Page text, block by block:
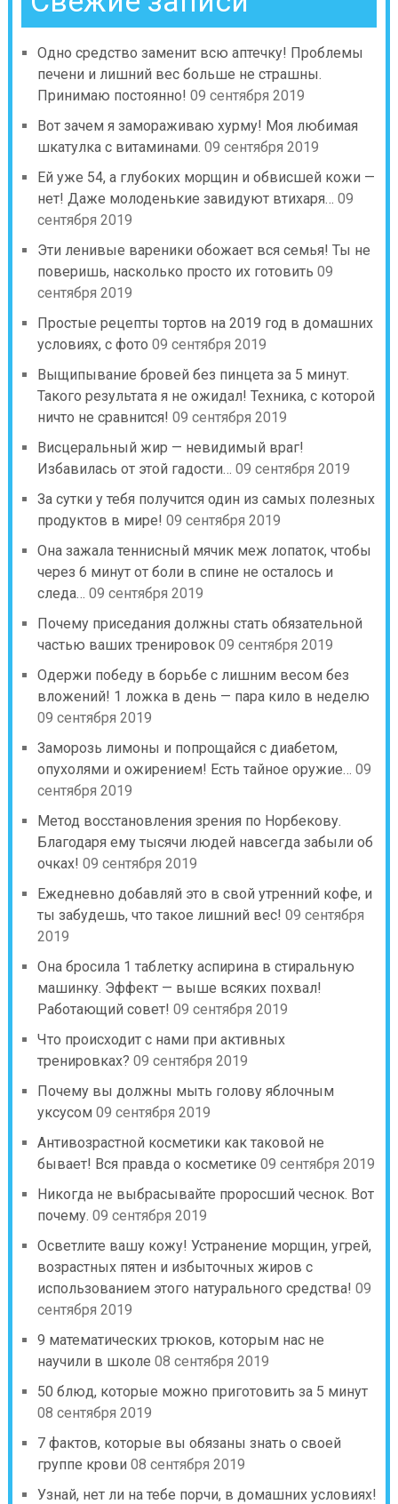
Одно средство заменит всю аптечку! Проблемы
печени и лишний вес больше не страшны.
Принимаю постоянно! 09 сентября 2019
Вот зачем я замораживаю хурму! Моя любимая
шкатулка с витаминами. 09 сентября 2019
Ей уже 54, а глубоких морщин и обвисшей кожи —
нет! Даже молоденькие завидуют втихаря… 09
сентября 2019
Эти ленивые вареники обожает вся семья! Ты не
поверишь, насколько просто их готовить 09
сентября 2019
Простые рецепты тортов на 2019 год в домашних
условиях, с фото 09 сентября 2019
Выщипывание бровей без пинцета за 5 минут.
Такого результата я не ожидал! Техника, с которой
ничто не сравнится! 09 сентября 2019
Висцеральный жир — невидимый враг!
Избавилась от этой гадости… 09 сентября 2019
За сутки у тебя получится один из самых полезных
продуктов в мире! 09 сентября 2019
Она зажала теннисный мячик меж лопаток, чтобы
через 6 минут от боли в спине не осталось и
следа… 09 сентября 2019
Почему приседания должны стать обязательной
частью ваших тренировок 09 сентября 2019
Одержи победу в борьбе с лишним весом без
вложений! 1 ложка в день — пара кило в неделю
09 сентября 2019
Заморозь лимоны и попрощайся с диабетом,
опухолями и ожирением! Есть тайное оружие… 09
сентября 2019
Метод восстановления зрения по Норбекову.
Благодаря ему тысячи людей навсегда забыли об
очках! 09 сентября 2019
Ежедневно добавляй это в свой утренний кофе, и
ты забудешь, что такое лишний вес! 09 сентября
2019
Она бросила 1 таблетку аспирина в стиральную
машинку. Эффект — выше всяких похвал!
Работающий совет! 09 сентября 2019
Что происходит с нами при активных
тренировках? 09 сентября 2019
Почему вы должны мыть голову яблочным
уксусом 09 сентября 2019
Антивозрастной косметики как таковой не
бывает! Вся правда о косметике 09 сентября 2019
Никогда не выбрасывайте проросший чеснок. Вот
почему. 09 сентября 2019
Осветлите вашу кожу! Устранение морщин, угрей,
возрастных пятен и избыточных жиров с
использованием этого натурального средства! 09
сентября 2019
9 математических трюков, которым нас не
научили в школе 08 сентября 2019
50 блюд, которые можно приготовить за 5 минут
08 сентября 2019
7 фактов, которые вы обязаны знать о своей
группе крови 08 сентября 2019
Узнай, нет ли на тебе порчи, в домашних условиях!